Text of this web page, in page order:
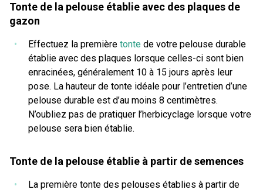
Tonte de la pelouse établie avec des plaques de
gazon
Effectuez la première tonte de votre pelouse durable
établie avec des plaques lorsque celles-ci sont bien
enracinées, généralement 10 à 15 jours après leur
pose. La hauteur de tonte idéale pour l’entretien d’une
pelouse durable est d’au moins 8 centimètres.
N’oubliez pas de pratiquer l’herbicyclage lorsque votre
pelouse sera bien établie.
Tonte de la pelouse établie à partir de semences
La première tonte des pelouses établies à partir de